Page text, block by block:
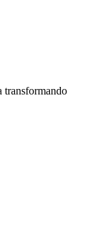
transformando